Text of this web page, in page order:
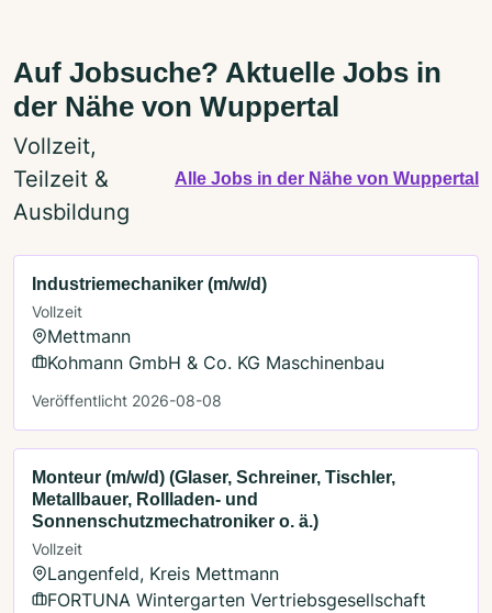
Auf Jobsuche? Aktuelle Jobs in
der Nähe von Wuppertal
Vollzeit,
Teilzeit &
Ausbildung
Alle Jobs in der Nähe von Wuppertal
Industriemechaniker (m/w/d)
Vollzeit
Mettmann
Kohmann GmbH & Co. KG Maschinenbau
Veröffentlicht 2026-08-08
Monteur (m/w/d) (Glaser, Schreiner, Tischler,
Metallbauer, Rollladen- und
Sonnenschutzmechatroniker o. ä.)
Vollzeit
Langenfeld, Kreis Mettmann
FORTUNA Wintergarten Vertriebsgesellschaft